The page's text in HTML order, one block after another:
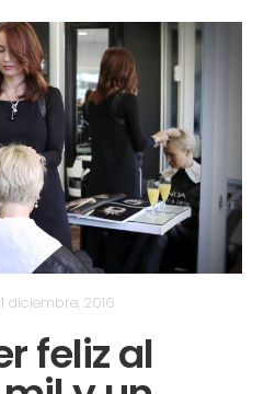
diciembre, 2016
feliz al